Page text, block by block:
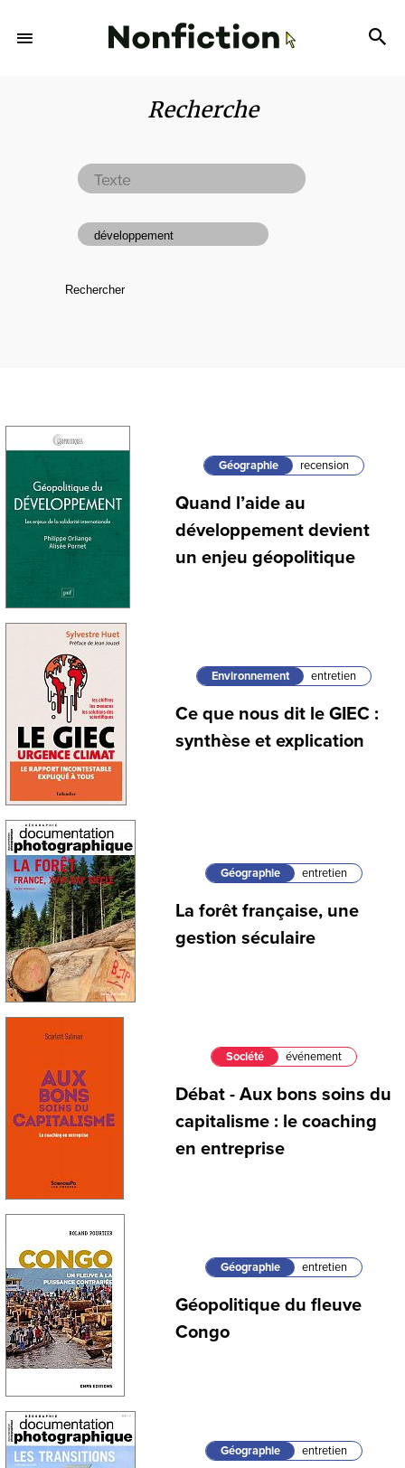
Recherche
Géographie recension
Quand l’aide au
développement devient
un enjeu géopolitique
Environnement entretien
Ce que nous dit le GIEC :
synthèse et explication
Géographie entretien
La forêt française, une
gestion séculaire
Société événement
Débat - Aux bons soins du
capitalisme : le coaching
en entreprise
Géographie entretien
Géopolitique du fleuve
Congo
Géographie entretien